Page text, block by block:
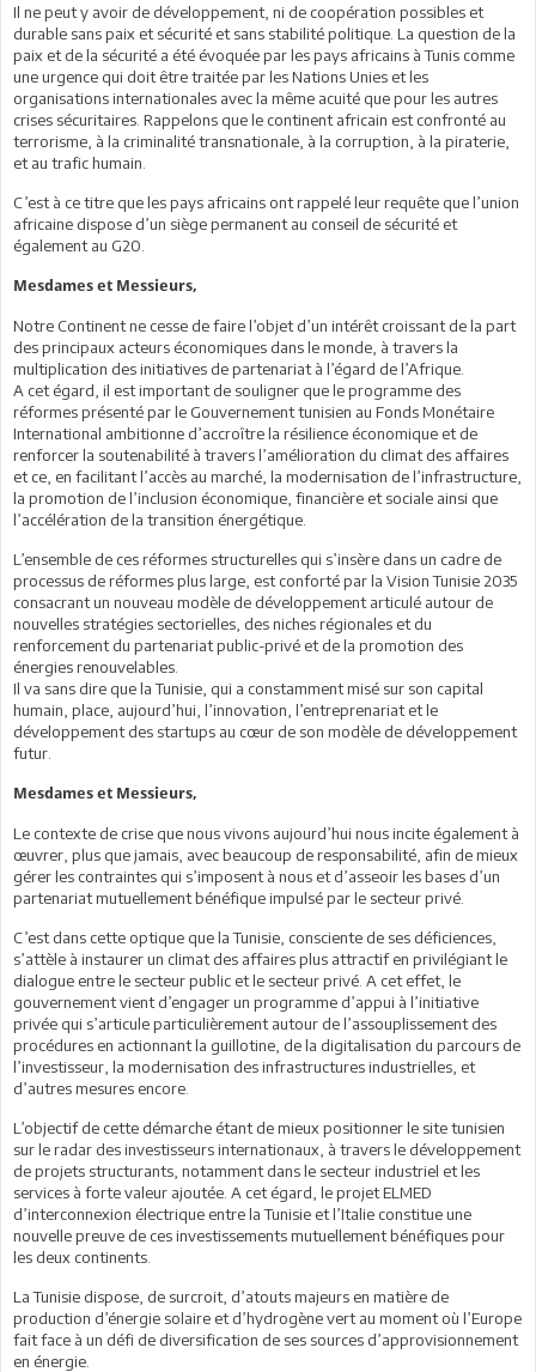
Il ne peut y avoir de développement, ni de coopération possibles et
durable sans paix et sécurité et sans stabilité politique. La question de la
paix et de la sécurité a été évoquée par les pays africains à Tunis comme
une urgence qui doit être traitée par les Nations Unies et les
organisations internationales avec la même acuité que pour les autres
crises sécuritaires. Rappelons que le continent africain est confronté au
terrorisme, à la criminalité transnationale, à la corruption, à la piraterie,
et au trafic humain.
C’est à ce titre que les pays africains ont rappelé leur requête que l’union
africaine dispose d’un siège permanent au conseil de sécurité et
également au G20.
Mesdames et Messieurs,
Notre Continent ne cesse de faire l’objet d’un intérêt croissant de la part
des principaux acteurs économiques dans le monde, à travers la
multiplication des initiatives de partenariat à l’égard de l’Afrique.
A cet égard, il est important de souligner que le programme des
réformes présenté par le Gouvernement tunisien au Fonds Monétaire
International ambitionne d’accroître la résilience économique et de
renforcer la soutenabilité à travers l’amélioration du climat des affaires
et ce, en facilitant l’accès au marché, la modernisation de l’infrastructure,
la promotion de l’inclusion économique, financière et sociale ainsi que
l’accélération de la transition énergétique.
L’ensemble de ces réformes structurelles qui s’insère dans un cadre de
processus de réformes plus large, est conforté par la Vision Tunisie 2035
consacrant un nouveau modèle de développement articulé autour de
nouvelles stratégies sectorielles, des niches régionales et du
renforcement du partenariat public-privé et de la promotion des
énergies renouvelables.
Il va sans dire que la Tunisie, qui a constamment misé sur son capital
humain, place, aujourd’hui, l’innovation, l’entreprenariat et le
développement des startups au cœur de son modèle de développement
futur.
Mesdames et Messieurs,
Le contexte de crise que nous vivons aujourd’hui nous incite également à
œuvrer, plus que jamais, avec beaucoup de responsabilité, afin de mieux
gérer les contraintes qui s’imposent à nous et d’asseoir les bases d’un
partenariat mutuellement bénéfique impulsé par le secteur privé.
C’est dans cette optique que la Tunisie, consciente de ses déficiences,
s’attèle à instaurer un climat des affaires plus attractif en privilégiant le
dialogue entre le secteur public et le secteur privé. A cet effet, le
gouvernement vient d’engager un programme d’appui à l’initiative
privée qui s’articule particulièrement autour de l’assouplissement des
procédures en actionnant la guillotine, de la digitalisation du parcours de
l’investisseur, la modernisation des infrastructures industrielles, et
d’autres mesures encore.
L’objectif de cette démarche étant de mieux positionner le site tunisien
sur le radar des investisseurs internationaux, à travers le développement
de projets structurants, notamment dans le secteur industriel et les
services à forte valeur ajoutée. A cet égard, le projet ELMED
d’interconnexion électrique entre la Tunisie et l’Italie constitue une
nouvelle preuve de ces investissements mutuellement bénéfiques pour
les deux continents.
La Tunisie dispose, de surcroit, d’atouts majeurs en matière de
production d’énergie solaire et d’hydrogène vert au moment où l’Europe
fait face à un défi de diversification de ses sources d’approvisionnement
en énergie.